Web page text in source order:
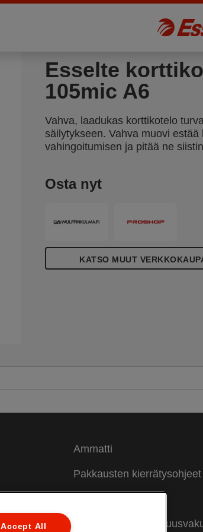
Esselte
105mic A6
Vahva, laadukas korttikotelo
säilytykseen. Vahva muovi estää
vahingoitumisen ja pitää ne
Osta nyt
KATSO MUUT
Ammatti
Pakkausten kierrätysohjeet
Accept All